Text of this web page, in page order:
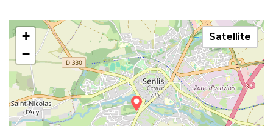
+
−
Satellite